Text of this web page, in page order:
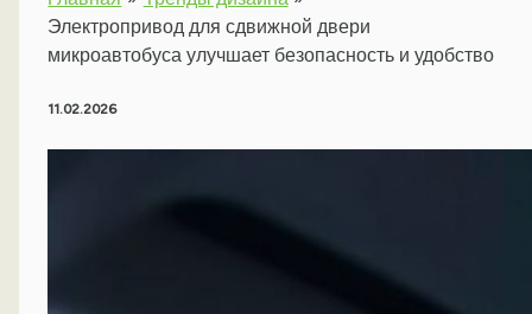
Электропривод для сдвижной двери
микроавтобуса улучшает безопасность и удобство
11.02.2026